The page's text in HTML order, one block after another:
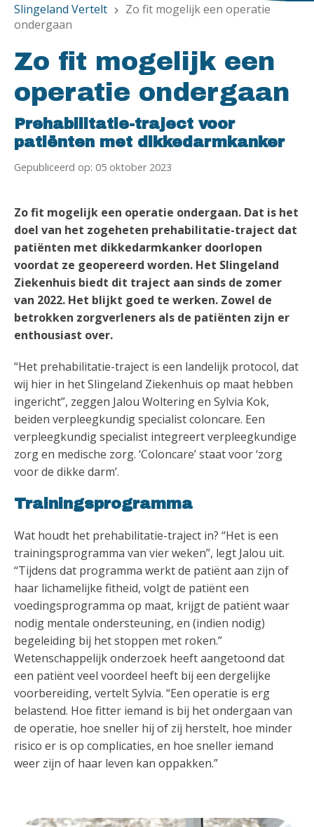
Slingeland Vertelt chevron_right
Zo fit mogelijk een operatie
ondergaan
Zo fit mogelijk een
operatie ondergaan
Prehabilitatie-traject voor
patiënten met dikkedarmkanker
Gepubliceerd op: 05 oktober 2023
Zo fit mogelijk een operatie ondergaan. Dat is het
doel van het zogeheten prehabilitatie-traject dat
patiënten met dikkedarmkanker doorlopen
voordat ze geopereerd worden. Het Slingeland
Ziekenhuis biedt dit traject aan sinds de zomer
van 2022. Het blijkt goed te werken. Zowel de
betrokken zorgverleners als de patiënten zijn er
enthousiast over.
“Het prehabilitatie-traject is een landelijk protocol, dat
wij hier in het Slingeland Ziekenhuis op maat hebben
ingericht”, zeggen Jalou Woltering en Sylvia Kok,
beiden verpleegkundig specialist coloncare. Een
verpleegkundig specialist integreert verpleegkundige
zorg en medische zorg. ‘Coloncare’ staat voor ‘zorg
voor de dikke darm’.
Trainingsprogramma
Wat houdt het prehabilitatie-traject in? “Het is een
trainingsprogramma van vier weken”, legt Jalou uit.
“Tijdens dat programma werkt de patiënt aan zijn of
haar lichamelijke fitheid, volgt de patiënt een
voedingsprogramma op maat, krijgt de patiënt waar
nodig mentale ondersteuning, en (indien nodig)
begeleiding bij het stoppen met roken.”
Wetenschappelijk onderzoek heeft aangetoond dat
een patiënt veel voordeel heeft bij een dergelijke
voorbereiding, vertelt Sylvia. “Een operatie is erg
belastend. Hoe fitter iemand is bij het ondergaan van
de operatie, hoe sneller hij of zij herstelt, hoe minder
risico er is op complicaties, en hoe sneller iemand
weer zijn of haar leven kan oppakken.”